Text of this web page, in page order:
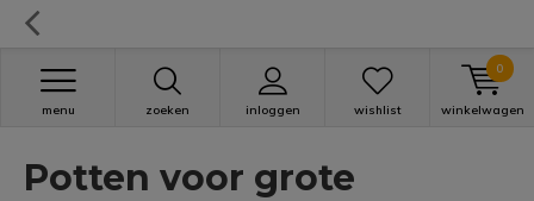
zoeken inloggen
menu wishlist winkelwagen
0
Potten voor grote